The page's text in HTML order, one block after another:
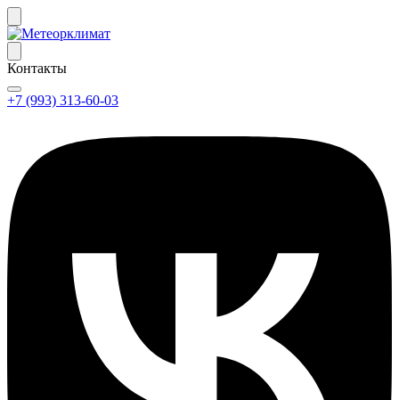
Контакты
+7 (993) 313-60-03